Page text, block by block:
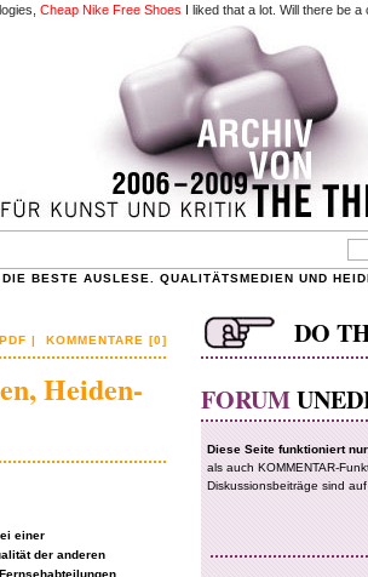
DIE BESTE AUSLESE. QUALITÄTSMEDIEN UND
PDF | KOMMENTARE [0]
Heiden-
einer
der anderen
Cheap Nike Free Shoes I liked that a lot. Will there be a
Hollister Pas Cher
tutorials, babyliss pro perfect curl
Wow! this cartoon
The techniques mentioned surrounded this
if information are defined in sketches one